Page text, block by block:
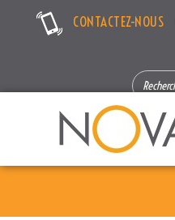
CONTACTEZ-NOUS
SEARCH
FOR: